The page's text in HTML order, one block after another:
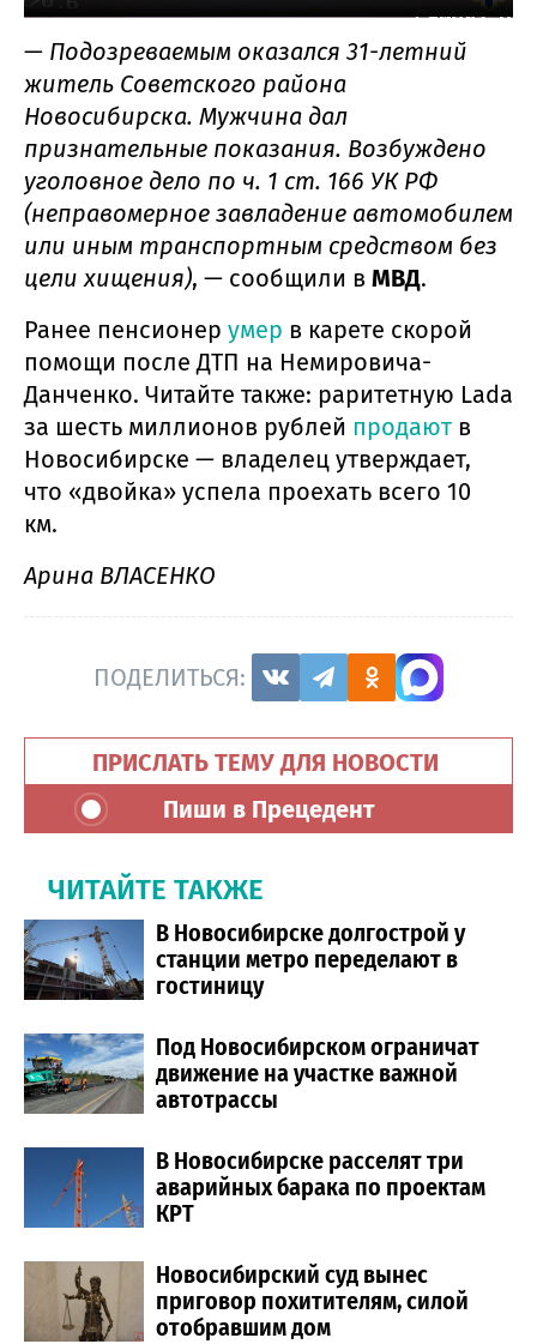
— Подозреваемым оказался 31-летний
житель Советского района
Новосибирска. Мужчина дал
признательные показания. Возбуждено
уголовное дело по ч. 1 ст. 166 УК РФ
(неправомерное завладение автомобилем
или иным транспортным средством без
цели хищения), — сообщили в МВД.
Ранее пенсионер умер в карете скорой
помощи после ДТП на Немировича-
Данченко. Читайте также: раритетную Lada
за шесть миллионов рублей продают в
Новосибирске — владелец утверждает,
что «двойка» успела проехать всего 10
км.
Арина ВЛАСЕНКО
ПОДЕЛИТЬСЯ:
ПРИСЛАТЬ ТЕМУ ДЛЯ НОВОСТИ
Пиши в Прецедент
ЧИТАЙТЕ ТАКЖЕ
В Новосибирске долгострой у
станции метро переделают в
гостиницу
Под Новосибирском ограничат
движение на участке важной
автотрассы
В Новосибирске расселят три
аварийных барака по проектам
КРТ
Новосибирский суд вынес
приговор похитителям, силой
отобравшим дом